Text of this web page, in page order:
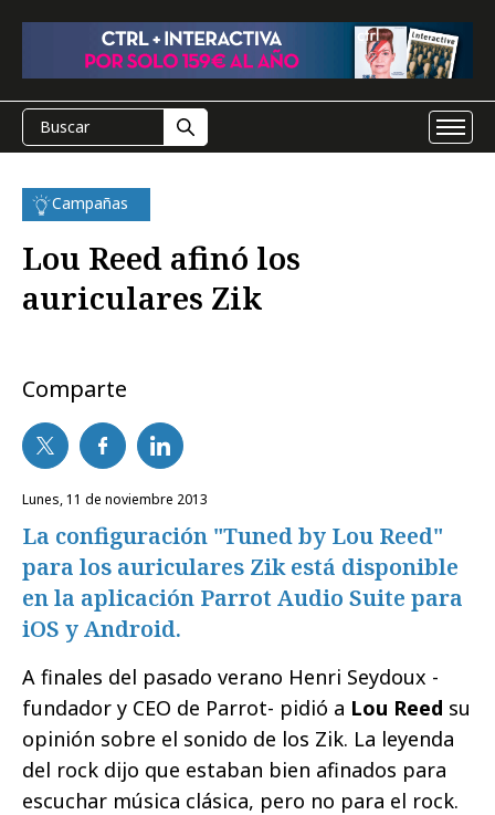
Campañas
Lou Reed afinó los
auriculares Zik
Comparte
lunes, 11 de noviembre 2013
La configuración "Tuned by Lou Reed"
para los auriculares Zik está disponible
en la aplicación Parrot Audio Suite para
iOS y Android.
A finales del pasado verano Henri Seydoux -
fundador y CEO de Parrot- pidió a Lou Reed su
opinión sobre el sonido de los Zik. La leyenda
del rock dijo que estaban bien afinados para
escuchar música clásica, pero no para el rock.